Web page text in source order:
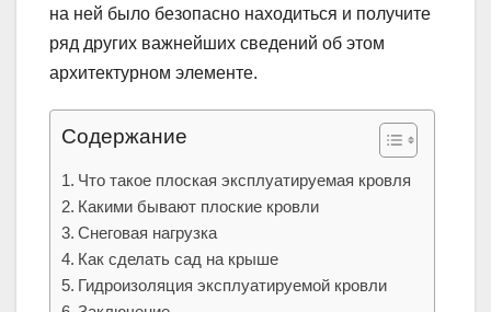
на ней было безопасно находиться и получите
ряд других важнейших сведений об этом
архитектурном элементе.
Содержание
Что такое плоская эксплуатируемая кровля
Какими бывают плоские кровли
Снеговая нагрузка
Как сделать сад на крыше
Гидроизоляция эксплуатируемой кровли